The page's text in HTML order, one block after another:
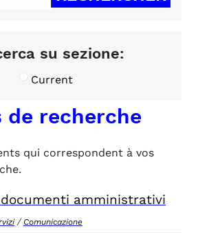
su sezione:
Current
de recherche
qui correspondent à vos
amministrativi
/ Comunicazione